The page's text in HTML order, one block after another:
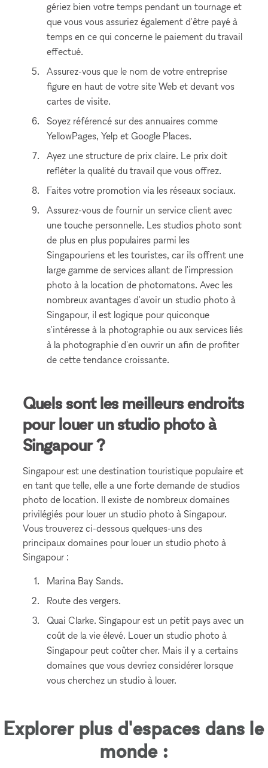
gériez bien votre temps pendant un tournage et
que vous vous assuriez également d'être payé à
temps en ce qui concerne le paiement du travail
effectué.
Assurez-vous que le nom de votre entreprise
figure en haut de votre site Web et devant vos
cartes de visite.
Soyez référencé sur des annuaires comme
YellowPages, Yelp et Google Places.
Ayez une structure de prix claire. Le prix doit
refléter la qualité du travail que vous offrez.
Faites votre promotion via les réseaux sociaux.
Assurez-vous de fournir un service client avec
une touche personnelle. Les studios photo sont
de plus en plus populaires parmi les
Singapouriens et les touristes, car ils offrent une
large gamme de services allant de l'impression
photo à la location de photomatons. Avec les
nombreux avantages d'avoir un studio photo à
Singapour, il est logique pour quiconque
s'intéresse à la photographie ou aux services liés
à la photographie d'en ouvrir un afin de profiter
de cette tendance croissante.
Quels sont les meilleurs endroits
pour louer un studio photo à
Singapour ?
Singapour est une destination touristique populaire et
en tant que telle, elle a une forte demande de studios
photo de location. Il existe de nombreux domaines
privilégiés pour louer un studio photo à Singapour.
Vous trouverez ci-dessous quelques-uns des
principaux domaines pour louer un studio photo à
Singapour :
Marina Bay Sands.
Route des vergers.
Quai Clarke. Singapour est un petit pays avec un
coût de la vie élevé. Louer un studio photo à
Singapour peut coûter cher. Mais il y a certains
domaines que vous devriez considérer lorsque
vous cherchez un studio à louer.
Explorer plus d'espaces dans le
monde :